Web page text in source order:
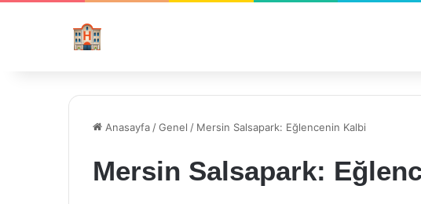
Anasayfa /Genel / Mersin Salsapark: Eğlencenin Kalbi
Mersin Salsapark: